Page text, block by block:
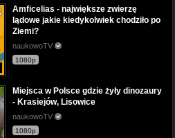
Amficelias - największe zwierzę
lądowe jakie kiedykolwiek chodziło po
Ziemi?
naukowoTV
1080p
Miejsca w Polsce gdzie żyły dinozaury
- Krasiejów, Lisowice
naukowoTV
1080p